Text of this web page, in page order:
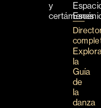
y
certámenes
la
Guía
de
la
danza